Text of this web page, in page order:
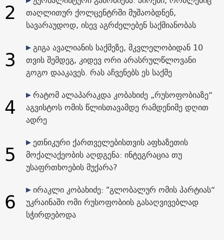
2
თაღლითურ ქოლცენტრში მუშაობდნენ,
სავარაუდოდ, ისევ აგრძელებენ საქმიანობას
3
გიგა ავალიანის საქმეზე, მკვლელობიდან 10
თვის შემდეგ, კიდევ ორი არასრულწლოვანი
გოგო დააკავეს. რას აჩვენებს ეს საქმე
4
რატომ ალაპარაკდა კობახიძე „რუსოფობიაზე“
აგვისტოს ომის წლისთავამდე რამდენიმე დღით
ადრე
5
ეთნიკური ქართველებისთვის აფხაზეთის
მოქალაქეობის აღდგენა: ინტეგრაცია თუ
უსაფრთხოების მუქარა?
6
ირაკლი კობახიძე: "გლობალურ ომის პარტიას“
უკრაინაში ომი რუსოფობიის გასაღვივებლად
სჭირდებოდა